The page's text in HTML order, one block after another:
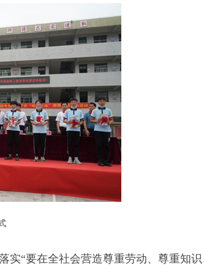
实“要在全社会营造尊重劳动、尊重知